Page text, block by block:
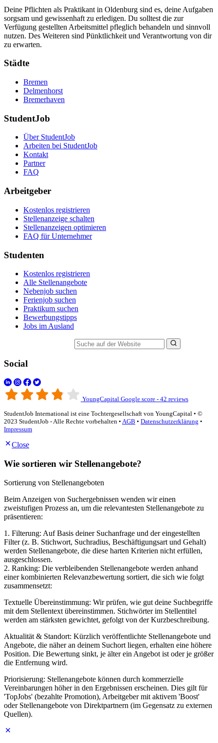
Deine Pflichten als Praktikant in Oldenburg sind es, deine Aufgaben
sorgsam und gewissenhaft zu erledigen. Du solltest die zur
Verfügung gestellten Arbeitsmittel pfleglich behandeln und sinnvoll
nutzen. Des Weiteren sind Pünktlichkeit und Verantwortung von dir
zu erwarten.
Städte
Bremen
Delmenhorst
Bremerhaven
StudentJob
Über StudentJob
Arbeiten bei StudentJob
Kontakt
Partner
FAQ
Arbeitgeber
Kostenlos registrieren
Stellenanzeige schalten
Stellenanzeigen optimieren
FAQ für Unternehmer
Studenten
Kostenlos registrieren
Alle Stellenangebote
Nebenjob suchen
Ferienjob suchen
Praktikum suchen
Bewerbungstipps
Jobs im Ausland
Social
YoungCapital Google score - 42 reviews
StudentJob International ist eine Tochtergesellschaft von YoungCapital • ©
2023 StudentJob - Alle Rechte vorbehalten • AGB • Datenschutzerklärung •
Impressum
Close
Wie sortieren wir Stellenangebote?
Sortierung von Stellenangeboten
Beim Anzeigen von Suchergebnissen wenden wir einen
zweistufigen Prozess an, um die relevantesten Stellenangebote zu
präsentieren:
1. Filterung: Auf Basis deiner Suchanfrage und der eingestellten
Filter (z. B. Stichwort, Suchradius, Beschäftigungsart und Gehalt)
werden Stellenangebote, die diese harten Kriterien nicht erfüllen,
ausgeschlossen.
2. Ranking: Die verbleibenden Stellenangebote werden anhand
einer kombinierten Relevanzbewertung sortiert, die sich wie folgt
zusammensetzt:
Textuelle Übereinstimmung: Wir prüfen, wie gut deine Suchbegriffe
mit dem Stellentext übereinstimmen. Stichwörter im Stellentitel
werden am stärksten gewichtet, gefolgt von der Kurzbeschreibung.
Aktualität & Standort: Kürzlich veröffentlichte Stellenangebote und
Angebote, die näher an deinem Suchort liegen, erhalten eine höhere
Position. Die Bewertung sinkt, je älter ein Angebot ist oder je größer
die Entfernung wird.
Priorisierung: Stellenangebote können durch kommerzielle
Vereinbarungen höher in den Ergebnissen erscheinen. Dies gilt für
'TopJobs' (bezahlte Promotion), Arbeitgeber mit aktivem 'Boost'
oder Stellenangebote von Direktpartnern (im Gegensatz zu externen
Quellen).